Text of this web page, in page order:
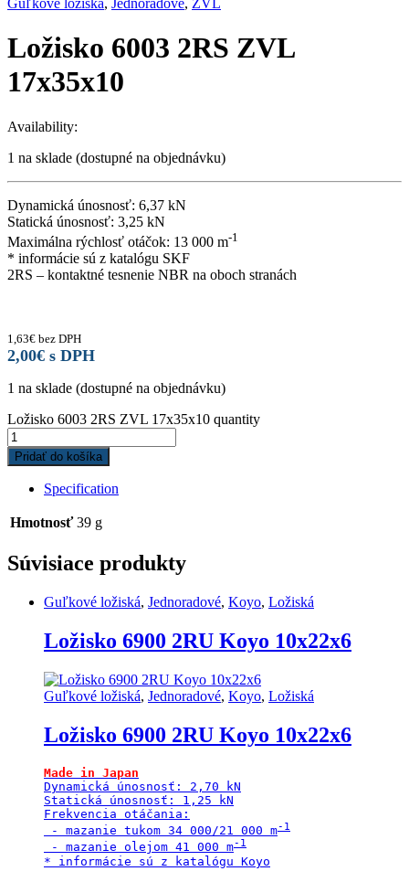
Guľkové ložiská, Jednoradové, ZVL
Ložisko 6003 2RS ZVL
17x35x10
Availability:
1 na sklade (dostupné na objednávku)
Dynamická únosnosť: 6,37 kN
Statická únosnosť: 3,25 kN
Maximálna rýchlosť otáčok: 13 000 m-1
* informácie sú z katalógu SKF
2RS – kontaktné tesnenie NBR na oboch stranách
1,63€ bez DPH
2,00€ s DPH
1 na sklade (dostupné na objednávku)
Ložisko 6003 2RS ZVL 17x35x10 quantity
Pridať do košíka
Specification
Hmotnosť 39 g
Súvisiace produkty
Guľkové ložiská, Jednoradové, Koyo, Ložiská
Ložisko 6900 2RU Koyo 10x22x6
Guľkové ložiská, Jednoradové, Koyo, Ložiská
Ložisko 6900 2RU Koyo 10x22x6
Made in Japan
Dynamická únosnosť: 2,70 kN
Statická únosnosť: 1,25 kN
Frekvencia otáčania:
- mazanie tukom 34 000/21 000 m
- mazanie olejom 41 000 m
* informácie sú z katalógu Koyo